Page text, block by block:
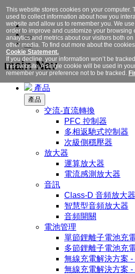
main Nav
產品
產品
交流-直流轉換
PFC 控制器
多相返馳式控制器
次級側穩壓器
放大器
運算放大器
電流感測放大器
音訊
Class-D 音頻放大器
智慧型音頻放大器
音頻開關
電池管理
單節鋰離子電池充
多節鋰離子電池充
無線充電解決方案 -
無線充電解決方案 -
This website stores cookies on your computer.
used to collect information about how you
website and allow us to remember you. We
order to improve and customize your browsing
analytics and metrics about our visitors both on
other media. To find out more about the
Cookie Statement.
If you decline, your information won’t be
this website. A single cookie will be used in
remember your preference not to be tracked.